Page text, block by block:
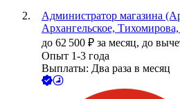
Администратор магазина
Архангельское,
до 62 500 ₽ за месяц, до
Опыт 1-3 года
Выплаты: Два раза в месяц